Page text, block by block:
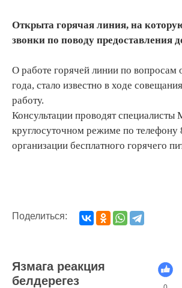
Открыта горячая линия, на
звонки по поводу предоставления
О работе горячей линии по вопросам
года, стало известно в ходе
работу.
Консультации проводят
круглосуточном режиме по
организации бесплатного горячего
Поделиться:
Язмага реакция
белдерегез